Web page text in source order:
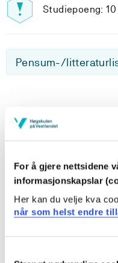
For å gjere nettsidene
informasjonskapslar
Her kan du velje kva
når som helst endre
Studiepoeng: 10
Pensum-/
Inngår i:
datavitenskapelig
Anvendt